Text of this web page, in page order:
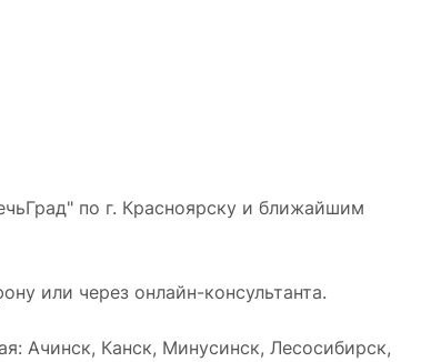
по г. Красноярску и ближайшим
или через онлайн-консультанта.
Ачинск, Канск, Минусинск, Лесосибирск,